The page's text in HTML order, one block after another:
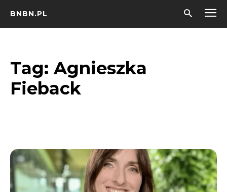
BNBN.PL
Tag:Agnieszka
Fieback